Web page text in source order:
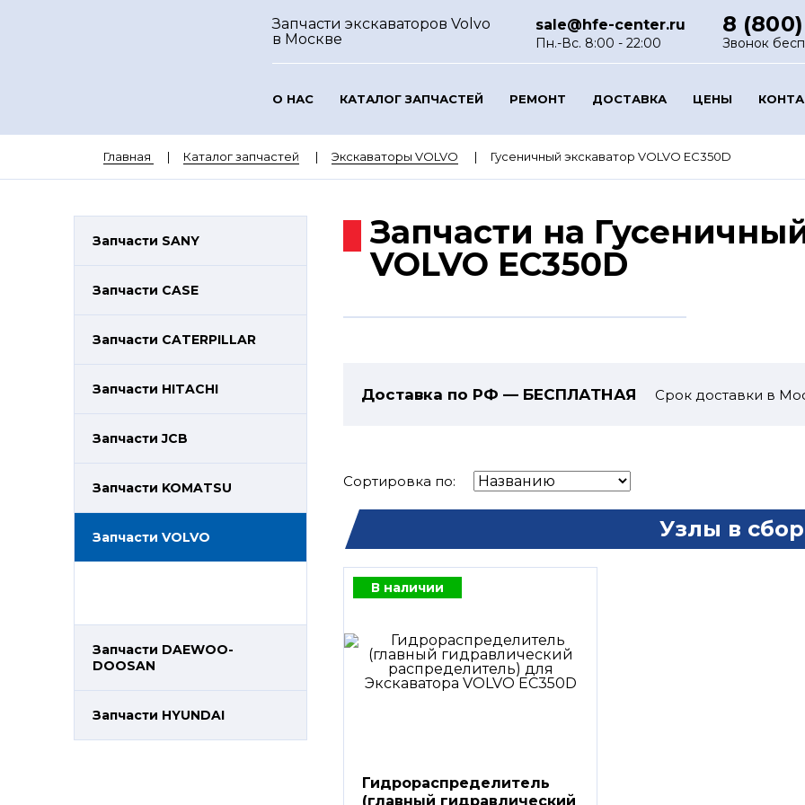
Запчасти экскаваторов Volvo
в Москве
sale@hfe-center.ru
Пн.-Вс. 8:00 - 22:00
8
Звонок
О НАС КАТАЛОГ ЗАПЧАСТЕЙ РЕМОНТ ДОСТАВКА ЦЕНЫ
Главная Каталог запчастей Экскаваторы VOLVO Гусеничный экскаватор VOLVO EC350D
Запчасти SANY
Запчасти CASE
Запчасти CATERPILLAR
Запчасти HITACHI
Запчасти JCB
Запчасти KOMATSU
Запчасти VOLVO
Запчасти DAEWOO-
DOOSAN
Запчасти HYUNDAI
Запчасти на
VOLVO EC350D
Доставка по РФ — БЕСПЛАТНАЯ Срок доставки в
Сортировка по:
Узлы в
В наличии
Гидрораспределитель
(главный гидравлический